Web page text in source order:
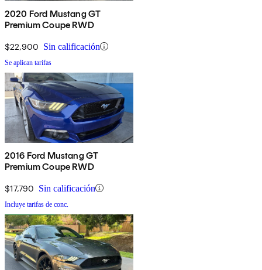
2020 Ford Mustang GT
Premium Coupe RWD
$22,900 Sin calificación
Se aplican tarifas
2016 Ford Mustang GT
Premium Coupe RWD
$17,790 Sin calificación
Incluye tarifas de conc.